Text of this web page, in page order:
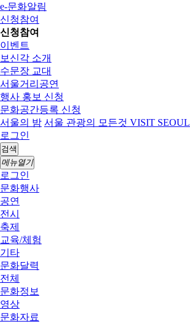
e-문화알림
신청참여
신청참여
이벤트
보신각 소개
수문장 교대
서울거리공연
행사 홍보 신청
문화공간등록 신청
서울의 밤 서울 관광의 모든것 VISIT SEOUL
로그인
검색
메뉴열기
로그인
문화행사
공연
전시
축제
교육/체험
기타
문화달력
전체
문화정보
영상
문화자료